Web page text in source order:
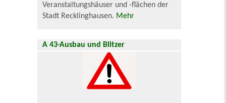
Veranstaltungshäuser und -flächen der
Stadt Recklinghausen. Mehr
A 43-Ausbau und Blitzer